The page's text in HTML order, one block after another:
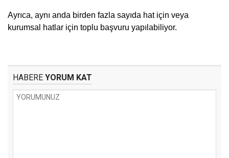
Ayrıca, aynı anda birden fazla sayıda hat için veya
kurumsal hatlar için toplu başvuru yapılabiliyor.
HABERE YORUM KAT